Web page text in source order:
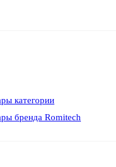
категории
бренда Romitech